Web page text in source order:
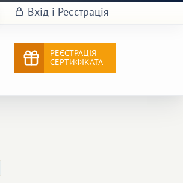
Вхід і Реєстрація
РЕЄСТРАЦІЯ
СЕРТИФІКАТА